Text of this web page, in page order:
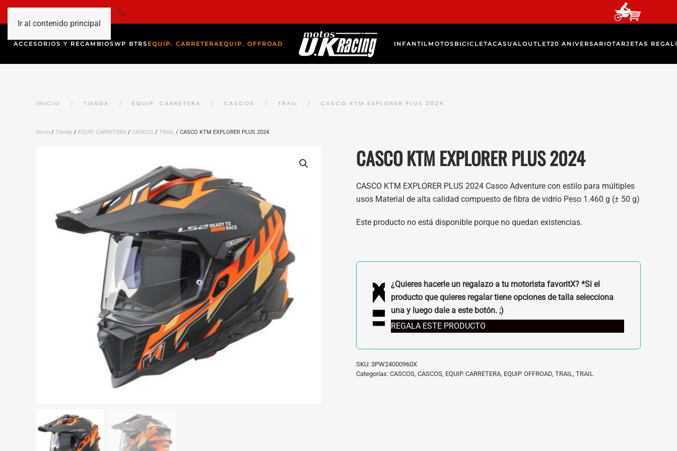
Ir al contenido principal
ACCESORIOS Y RECAMBIOSWP BTRS EQUIP. CARRETERA EQUIP. OFFROAD INFANTIL MOTOS BICICLETACASUALOUTLET20 ANIVERSARIOTARJETAS
INICIO TIENDA EQUIP. CARRETERA CASCOS TRAIL CASCO KTM EXPLORER PLUS 2024
Inicio / Tienda / EQUIP. CARRETERA / CASCOS / TRAIL / CASCO KTM EXPLORER PLUS 2024
CASCO KTM EXPLORER PLUS 2024
CASCO KTM EXPLORER PLUS 2024 Casco Adventure con estilo para múltiples
usos Material de alta calidad compuesto de fibra de vidrio Peso 1.460 g (± 50 g)
Este producto no está disponible porque no quedan existencias.
¿Quieres hacerle un regalazo a tu motorista favoritX? *Si el
producto que quieres regalar tiene opciones de talla selecciona
una y luego dale a este botón. ;)
REGALA ESTE PRODUCTO
SKU: 3PW24000960X
Categorías: CASCOS, CASCOS, EQUIP. CARRETERA, EQUIP. OFFROAD, TRAIL, TRAIL